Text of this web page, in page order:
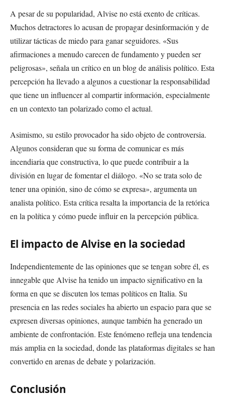
A pesar de su popularidad, Alvise no está exento de críticas.
Muchos detractores lo acusan de propagar desinformación y de
utilizar tácticas de miedo para ganar seguidores. «Sus
afirmaciones a menudo carecen de fundamento y pueden ser
peligrosas», señala un crítico en un blog de análisis político. Esta
percepción ha llevado a algunos a cuestionar la responsabilidad
que tiene un influencer al compartir información, especialmente
en un contexto tan polarizado como el actual.
Asimismo, su estilo provocador ha sido objeto de controversia.
Algunos consideran que su forma de comunicar es más
incendiaria que constructiva, lo que puede contribuir a la
división en lugar de fomentar el diálogo. «No se trata solo de
tener una opinión, sino de cómo se expresa», argumenta un
analista político. Esta crítica resalta la importancia de la retórica
en la política y cómo puede influir en la percepción pública.
El impacto de Alvise en la sociedad
Independientemente de las opiniones que se tengan sobre él, es
innegable que Alvise ha tenido un impacto significativo en la
forma en que se discuten los temas políticos en Italia. Su
presencia en las redes sociales ha abierto un espacio para que se
expresen diversas opiniones, aunque también ha generado un
ambiente de confrontación. Este fenómeno refleja una tendencia
más amplia en la sociedad, donde las plataformas digitales se han
convertido en arenas de debate y polarización.
Conclusión